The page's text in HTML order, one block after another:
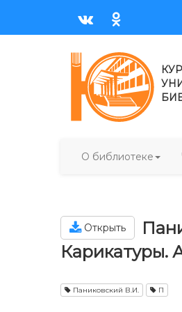
О библиотеке
Открыть
Карикатуры.
Паниковский В.И. П